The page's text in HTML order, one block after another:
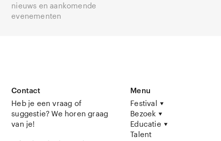
nieuws en aankomende
evenementen
Contact
Heb je een vraag of
suggestie? We horen graag
van je!
Menu
Festival
Bezoek
Educatie
Talent